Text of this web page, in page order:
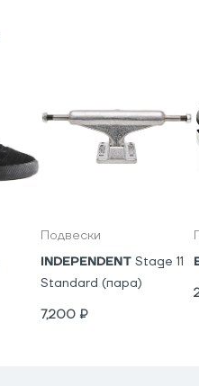
Подвески
INDEPENDENT Stage 11
Standard (пара)
7,200 ₽